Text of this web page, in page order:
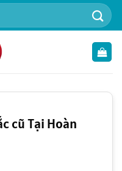
cũ Tại Hoàn